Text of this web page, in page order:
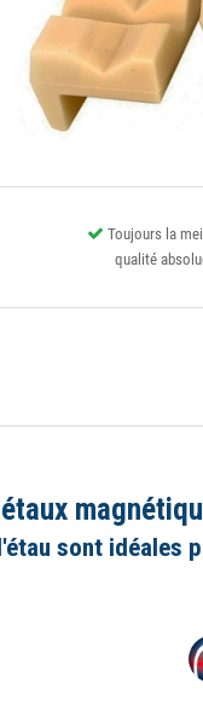
Toujours la
qualité
sont idéales